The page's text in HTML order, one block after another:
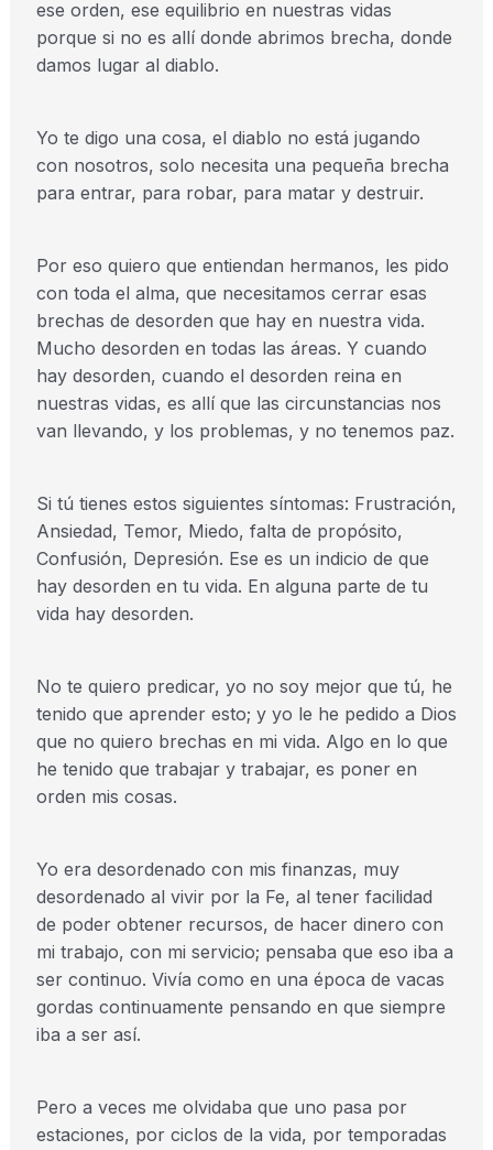
ese orden, ese equilibrio en nuestras vidas
porque si no es allí donde abrimos brecha, donde
damos lugar al diablo.
Yo te digo una cosa, el diablo no está jugando
con nosotros, solo necesita una pequeña brecha
para entrar, para robar, para matar y destruir.
Por eso quiero que entiendan hermanos, les pido
con toda el alma, que necesitamos cerrar esas
brechas de desorden que hay en nuestra vida.
Mucho desorden en todas las áreas. Y cuando
hay desorden, cuando el desorden reina en
nuestras vidas, es allí que las circunstancias nos
van llevando, y los problemas, y no tenemos paz.
Si tú tienes estos siguientes síntomas: Frustración,
Ansiedad, Temor, Miedo, falta de propósito,
Confusión, Depresión. Ese es un indicio de que
hay desorden en tu vida. En alguna parte de tu
vida hay desorden.
No te quiero predicar, yo no soy mejor que tú, he
tenido que aprender esto; y yo le he pedido a Dios
que no quiero brechas en mi vida. Algo en lo que
he tenido que trabajar y trabajar, es poner en
orden mis cosas.
Yo era desordenado con mis finanzas, muy
desordenado al vivir por la Fe, al tener facilidad
de poder obtener recursos, de hacer dinero con
mi trabajo, con mi servicio; pensaba que eso iba a
ser continuo. Vivía como en una época de vacas
gordas continuamente pensando en que siempre
iba a ser así.
Pero a veces me olvidaba que uno pasa por
estaciones, por ciclos de la vida, por temporadas